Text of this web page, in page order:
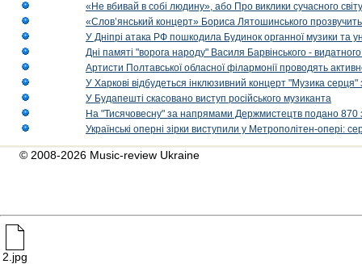
«Не вбивай в собі людину», або Про виклики сучасного світу
«Слов’янський концерт» Бориса Лятошинського
У Дніпрі атака РФ пошкодила Будинок органної музики та
Дні памяті "ворога народу" Василя Барвінського -
Артисти Полтавської обласної філармонії проводять
У Харкові відбудеться інклюзивний концерт "Музика
У Будапешті скасовано виступ російського музиканта
На "Тисячовесну" за напрямами Держмистецтв подано 870
Українські оперні зірки виступили у Метрополітен-опері:
© 2008-2026 Music-review Ukraine
2.jpg